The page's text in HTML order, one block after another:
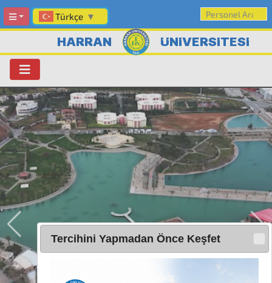
Türkçe ▼
HARRAN ÜNİVERSİTESİ
Tercihini Yapmadan Önce Keşfet